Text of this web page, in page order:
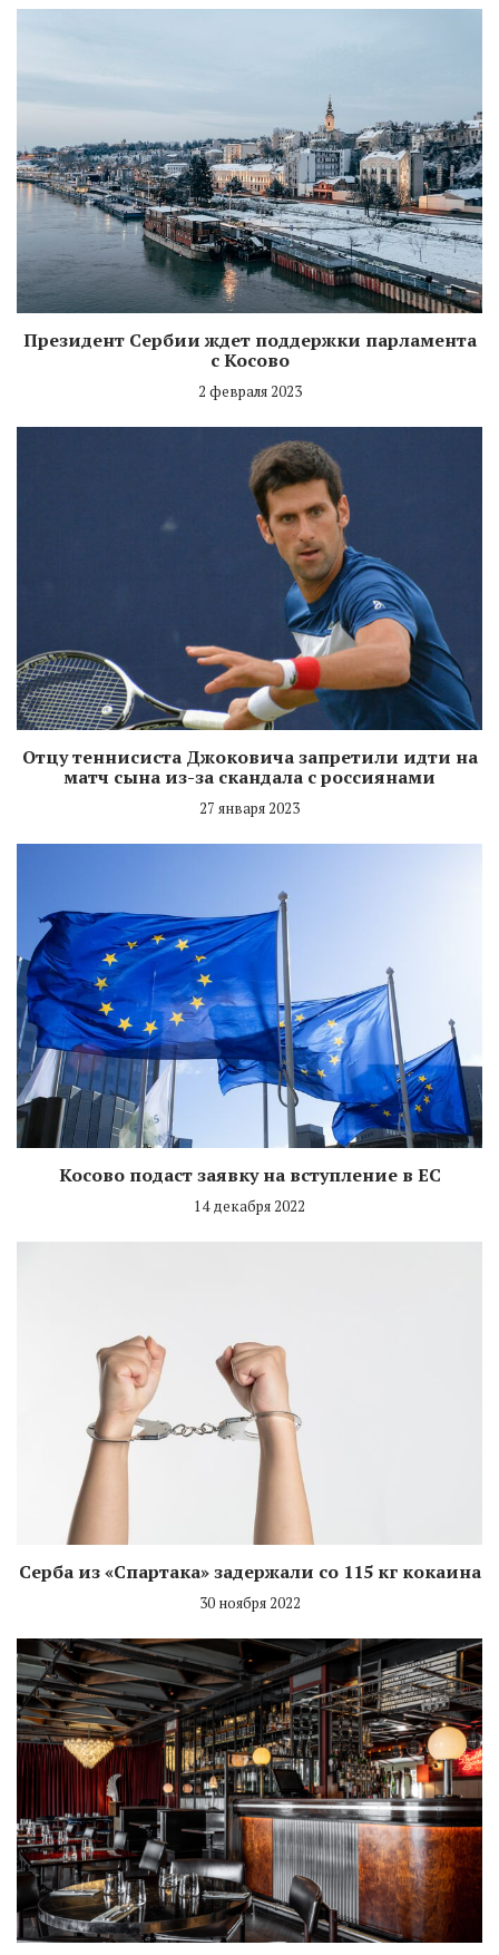
Президент Сербии ждет поддержки парламента
с Косово
2 февраля 2023
Отцу теннисиста Джоковича запретили идти на
матч сына из-за скандала с россиянами
27 января 2023
Косово подаст заявку на вступление в ЕС
14 декабря 2022
Серба из «Спартака» задержали со 115 кг кокаина
30 ноября 2022